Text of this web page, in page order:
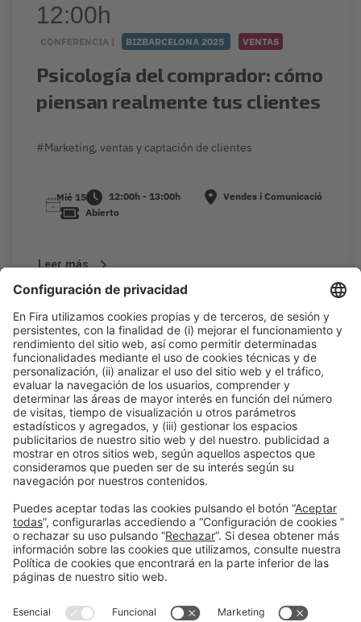
12:00h
CONFERENCIA | BIZBARCELONA 2025 VENTAS
Psicología del comprador: cómo
piensan realmente tus clientes
#Marketing, ventas y captación de clientes
Mié 15 12:00h - 13:00h
Vendes i Comunicació
Abierto
Leer más
15:00h
CONFERENCIA | BIZBARCELONA 2025 VENTAS
Ventas inteligentes: cómo
utilizar la IA para captar,
convencer y cerrar
#Marketing, ventas y captación de clientes
Mié 15 15:00h - 16:00h